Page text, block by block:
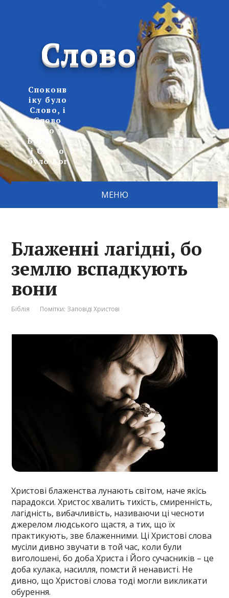
Слово
Споконв
іку було
Слово, і
Слово
було у
Бога,
і Слово
було Бог
МЕНЮ
Блаженні лагідні, бо
землю вспадкують
вони
Біблія Помітки: Заповіді Христові
Христові блаженства лунають світом, наче якісь
парадокси. Христос хвалить тихість, смиренність,
лагідність, вибачливість, називаючи ці чесноти
джерелом людського щастя, а тих, що їх
практикують, зве блаженними. Ці Христові слова
мусіли дивно звучати в той час, коли були
виголошені, бо доба Христа і Його сучасників – це
доба кулака, насилля, помсти й ненависті. Не
дивно, що Христові слова тоді могли викликати
обурення.